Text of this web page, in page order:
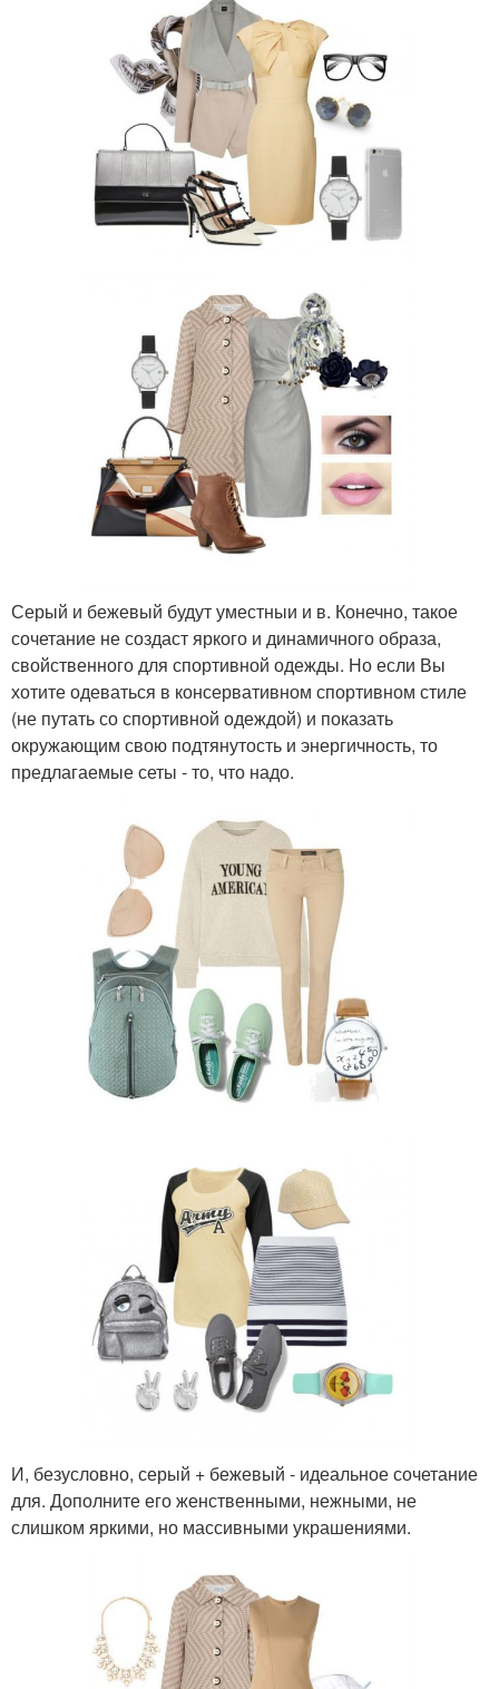
Серый и бежевый будут уместныи и в. Конечно, такое
сочетание не создаст яркого и динамичного образа,
свойственного для спортивной одежды. Но если Вы
хотите одеваться в консервативном спортивном стиле
(не путать со спортивной одеждой) и показать
окружающим свою подтянутость и энергичность, то
предлагаемые сеты - то, что надо.
И, безусловно, серый + бежевый - идеальное сочетание
для. Дополните его женственными, нежными, не
слишком яркими, но массивными украшениями.